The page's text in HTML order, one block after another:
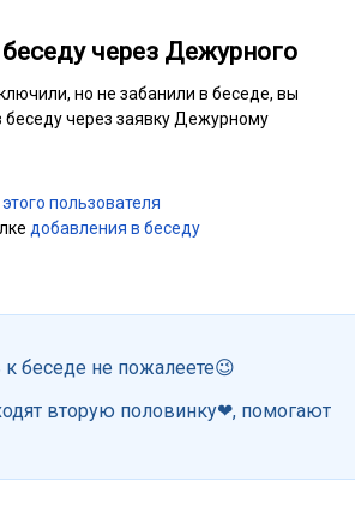
через Дежурного
но не забанили в беседе, вы
через заявку Дежурному
этого пользователя
добавления в беседу
к беседе не пожалеете😉
вторую половинку❤, помогают